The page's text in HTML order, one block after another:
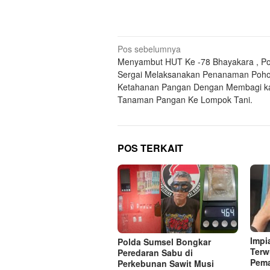
Navigasi
pos
Pos sebelumnya
Menyambut HUT Ke -78 Bhayakara ,
Sergai Melaksanakan Penanaman
Ketahanan Pangan Dengan Membagi
Tanaman Pangan Ke Lompok Tani.
POS TERKAIT
Polda Sumsel Bongkar
Peredaran Sabu di
Perkebunan Sawit Musi